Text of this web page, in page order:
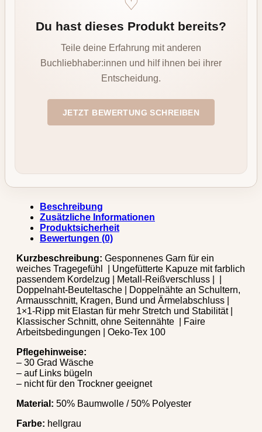
♡
Du hast dieses Produkt bereits?
Teile deine Erfahrung mit anderen
Buchliebhaber:innen und hilf ihnen bei ihrer
Entscheidung.
JETZT BEWERTUNG SCHREIBEN
Beschreibung
Zusätzliche Informationen
Produktsicherheit
Bewertungen (0)
Kurzbeschreibung: Gesponnenes Garn für ein
weiches Tragegefühl | Ungefütterte Kapuze mit farblich
passendem Kordelzug | Metall-Reißverschluss | |
Doppelnaht-Beuteltasche | Doppelnähte an Schultern,
Armausschnitt, Kragen, Bund und Ärmelabschluss |
1×1-Ripp mit Elastan für mehr Stretch und Stabilität |
Klassischer Schnitt, ohne Seitennähte | Faire
Arbeitsbedingungen | Oeko-Tex 100
Pflegehinweise:
– 30 Grad Wäsche
– auf Links bügeln
– nicht für den Trockner geeignet
Material: 50% Baumwolle / 50% Polyester
Farbe: hellgrau